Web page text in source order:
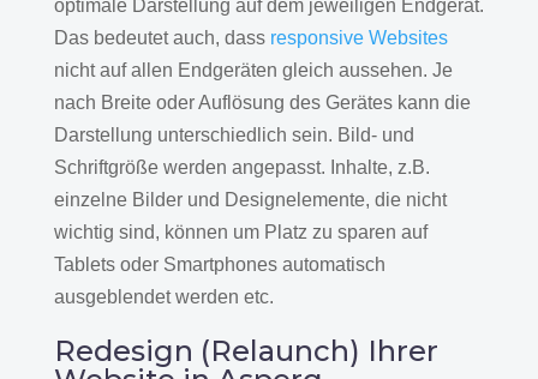
optimale Darstellung auf dem jeweiligen Endgerät.
Das bedeutet auch, dass responsive Websites
nicht auf allen Endgeräten gleich aussehen. Je
nach Breite oder Auflösung des Gerätes kann die
Darstellung unterschiedlich sein. Bild- und
Schriftgröße werden angepasst. Inhalte, z.B.
einzelne Bilder und Designelemente, die nicht
wichtig sind, können um Platz zu sparen auf
Tablets oder Smartphones automatisch
ausgeblendet werden etc.
Redesign (Relaunch) Ihrer